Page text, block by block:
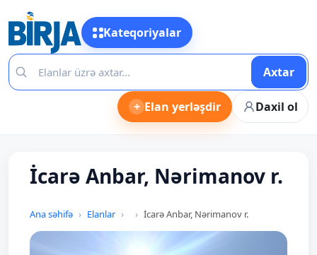
Kateqoriyalar
Axtar
+ Elan yerləşdir Daxil ol
İcarə Anbar, Nərimanov r.
Ana səhifə Elanlar İcarə Anbar, Nərimanov r.